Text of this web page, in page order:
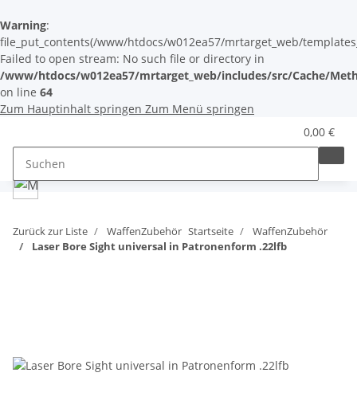
Warning:
file_put_contents(/www/htdocs/w012ea57/mrtarget_web/
Failed to open stream: No such file or directory in
/www/htdocs/w012ea57/mrtarget_web/includes/src/Cache/
on line 64
Zum Hauptinhalt springen Zum Menü springen
0,00 €
Zurück zur Liste WaffenZubehör Startseite
WaffenZubehör
Laser Bore Sight universal in Patronenform .22lfb